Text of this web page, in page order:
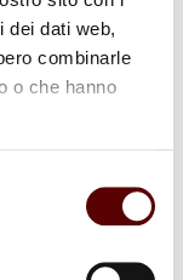
dei dati web,
combinarle
o che hanno